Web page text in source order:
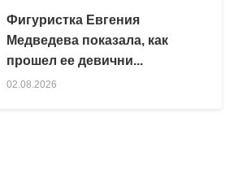
Фигуристка Евгения
Медведева показала, как
прошел ее девични...
02.08.2026